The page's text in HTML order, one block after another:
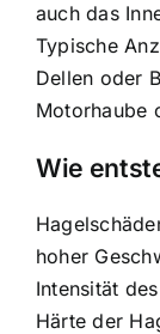
auch das
Typische
Dellen oder
Motorhaube
Wie
hoher
Intensität
Härte der